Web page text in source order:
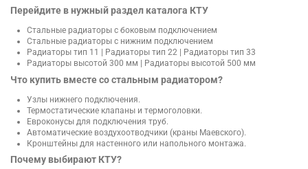
Перейдите в нужный раздел каталога КТУ
Стальные радиаторы с боковым подключением
Стальные радиаторы с нижним подключением
Радиаторы тип 11 | Радиаторы тип 22 | Радиаторы тип 33
Радиаторы высотой 300 мм | Радиаторы высотой 500 мм
Что купить вместе со стальным радиатором?
Узлы нижнего подключения.
Термостатические клапаны и термоголовки.
Евроконусы для подключения труб.
Автоматические воздухоотводчики (краны Маевского).
Кронштейны для настенного или напольного монтажа.
Почему выбирают КТУ?